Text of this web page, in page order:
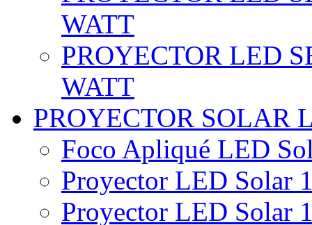
WATT
PROYECTOR LED
WATT
PROYECTOR SOLAR
Foco Apliqué LED
Proyector LED Solar
Proyector LED Solar